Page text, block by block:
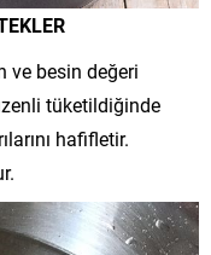
ve besin değeri
tüketildiğinde
hafifletir.